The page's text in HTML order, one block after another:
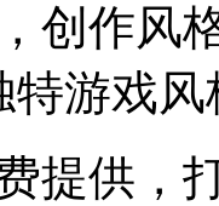
创作风
特游戏风
提供，